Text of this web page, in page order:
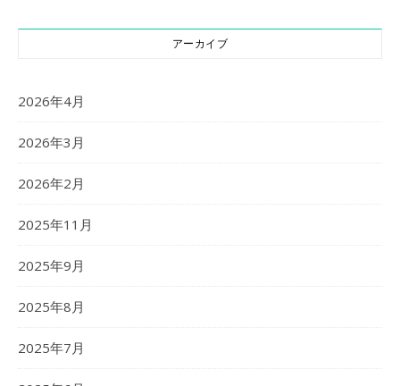
アーカイブ
2026年4月
2026年3月
2026年2月
2025年11月
2025年9月
2025年8月
2025年7月